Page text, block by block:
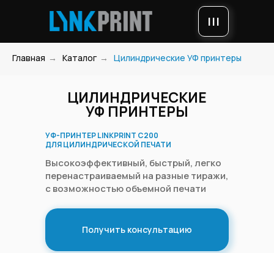
|||
Главная → Каталог → Цилиндрические УФ принтеры
ЦИЛИНДРИЧЕСКИЕ
УФ ПРИНТЕРЫ
УФ-ПРИНТЕР LINKPRINT С200
ДЛЯ ЦИЛИНДРИЧЕСКОЙ ПЕЧАТИ
Высокоэффективный, быстрый, легко
перенастраиваемый на разные тиражи,
с возможностью объемной печати
Получить консультацию